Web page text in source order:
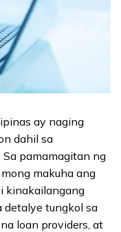
ay naging
dahil sa
pamamagitan ng
makuha ang
kinakailangang
detalye tungkol sa
loan providers, at